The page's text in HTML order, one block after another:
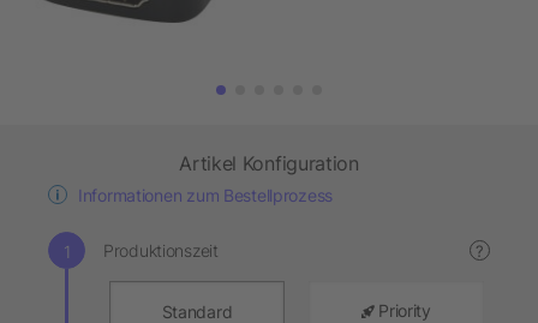
Artikel Konfiguration
Informationen zum Bestellprozess
Produktionszeit ?
Standard Priority